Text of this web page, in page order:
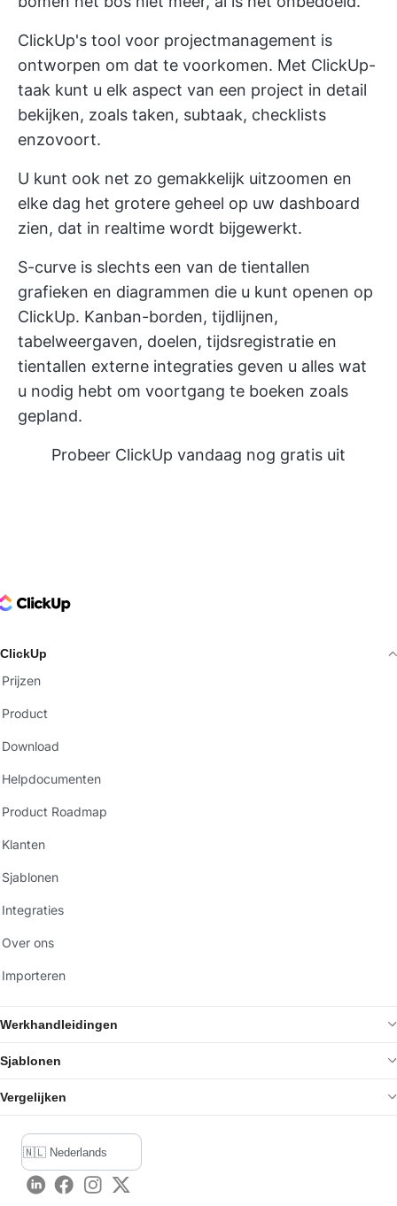
ClickUp's tool voor projectmanagement is
ontworpen om dat te voorkomen. Met ClickUp-
taak kunt u elk aspect van een project in detail
bekijken, zoals taken, subtaak, checklists
enzovoort.
U kunt ook net zo gemakkelijk uitzoomen en
elke dag het grotere geheel op uw dashboard
zien, dat in realtime wordt bijgewerkt.
S-curve is slechts een van de tientallen
grafieken en diagrammen die u kunt openen op
ClickUp. Kanban-borden, tijdlijnen,
tabelweergaven, doelen, tijdsregistratie en
tientallen externe integraties geven u alles wat
u nodig hebt om voortgang te boeken zoals
gepland.
Probeer ClickUp vandaag nog gratis uit
Logo
ClickUp
Prijzen
Product
Download
Helpdocumenten
Product Roadmap
Klanten
Sjablonen
Integraties
Over ons
Importeren
Werkhandleidingen
Sjablonen
Vergelijken
LinkedInFacebook
Instagram
Twitter